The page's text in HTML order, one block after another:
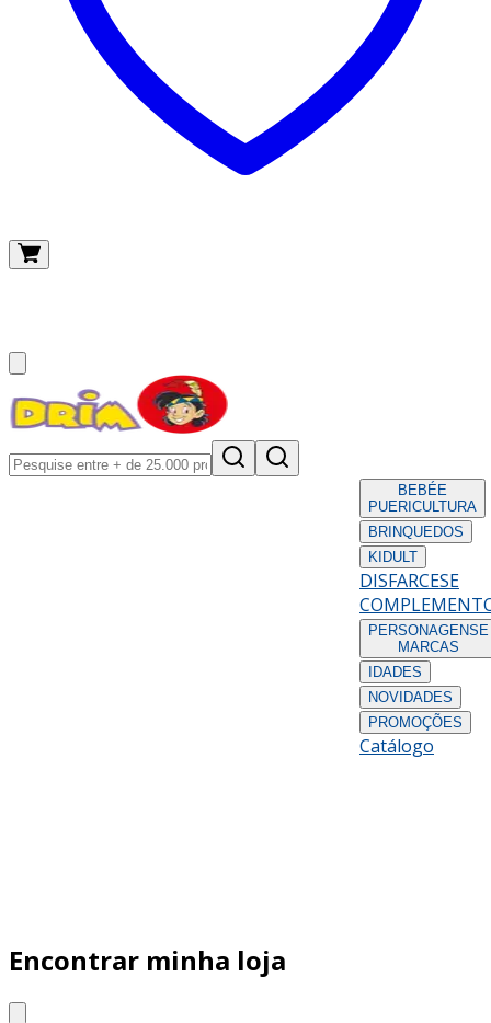
BEBÉE
PUERICULTURA
BRINQUEDOS
KIDULT
DISFARCESE
PERSONAGENS E
MARCAS
IDADES
NOVIDADES
PROMOÇÕES
Catálogo
Encontrar minha loja